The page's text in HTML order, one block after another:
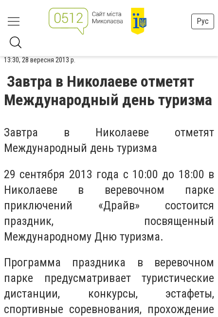
Рус
13:30, 28 вересня 2013 р.
Завтра в Николаеве отметят
Международный день туризма
Завтра в Николаеве отметят
Международный день туризма
29 сентября 2013 года с 10:00 до 18:00 в
Николаеве в веревочном парке
приключений «Драйв» состоится
праздник, посвященный
Международному Дню туризма.
Программа праздника в веревочном
парке предусматривает туристические
дистанции, конкурсы, эстафеты,
спортивные соревнования, прохождение